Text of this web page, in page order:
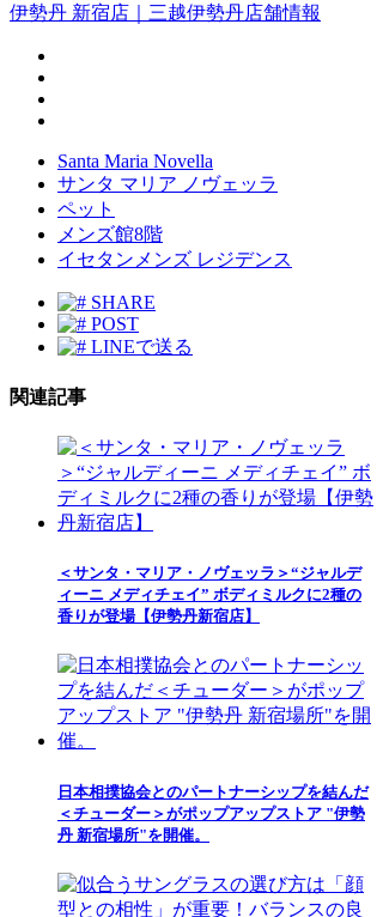
伊勢丹 新宿店｜三越伊勢丹店舗情報
Santa Maria Novella
サンタ マリア ノヴェッラ
ペット
メンズ館8階
イセタンメンズ レジデンス
SHARE
POST
LINEで送る
関連記事
＜サンタ・マリア・ノヴェッラ＞“ジャルデ
ィーニ メディチェイ” ボディミルクに2種の
香りが登場【伊勢丹新宿店】
日本相撲協会とのパートナーシップを結んだ
＜チューダー＞がポップアップストア "伊勢
丹 新宿場所"を開催。